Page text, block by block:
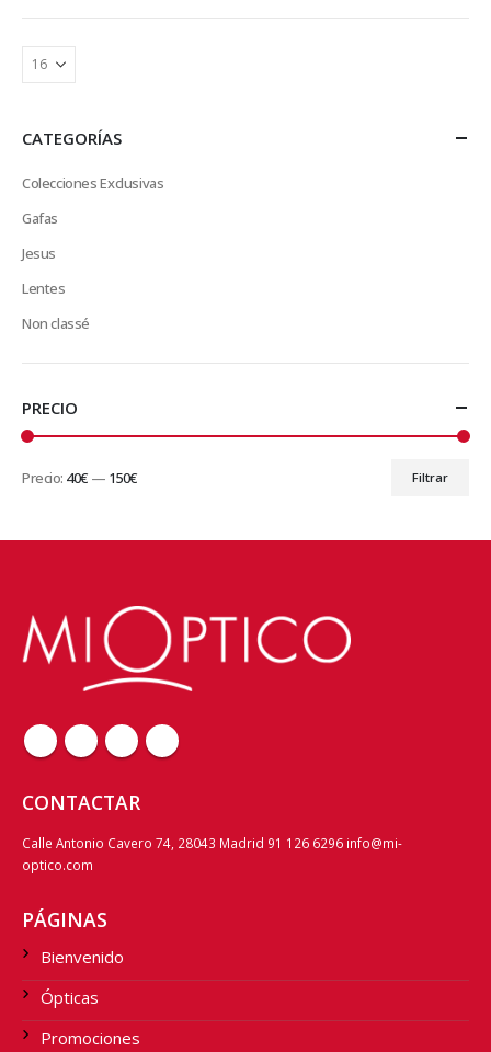
CATEGORÍAS
Colecciones Exclusivas
Gafas
Jesus
Lentes
Non classé
PRECIO
Filtrar
Precio: 40€ — 150€
CONTACTAR
Calle Antonio Cavero 74, 28043 Madrid 91 126 6296 info@mi-
optico.com
PÁGINAS
Bienvenido
Ópticas
Promociones